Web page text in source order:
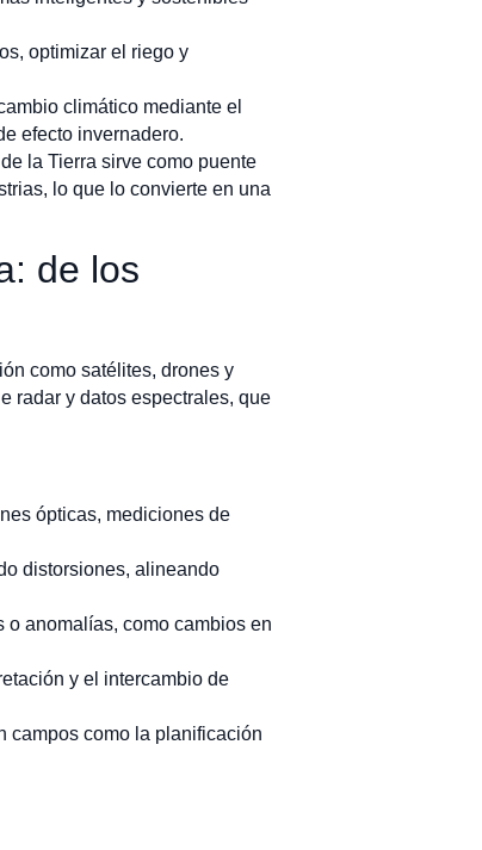
optimizar el riego y
climático mediante el
efecto invernadero.
la Tierra sirve como puente
lo que lo convierte en una
de los
como satélites, drones y
radar y datos espectrales, que
ópticas, mediciones de
distorsiones, alineando
anomalías, como cambios en
y el intercambio de
campos como la planificación